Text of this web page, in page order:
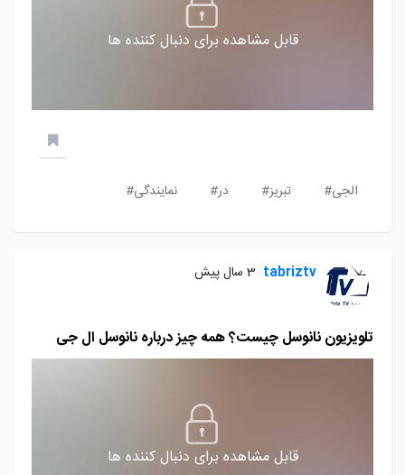
قابل مشاهده برای دنبال کننده ها
الجی# تبریز# در# نمایندگی#
tabriztv 3 سال پیش
تلویزیون نانوسل چیست؟ همه چیز درباره نانوسل ال جی
قابل مشاهده برای دنبال کننده ها